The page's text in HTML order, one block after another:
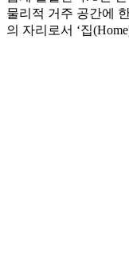
물리적 거주 공간에
의 자리로서 ‘집